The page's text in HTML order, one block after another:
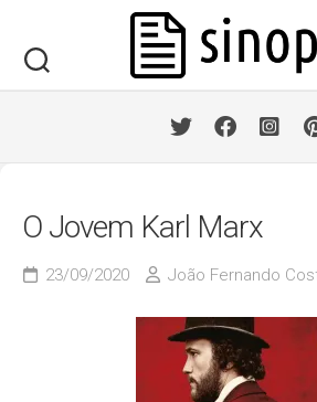
content
O Jovem Karl Marx
23/09/2020 João Fernando